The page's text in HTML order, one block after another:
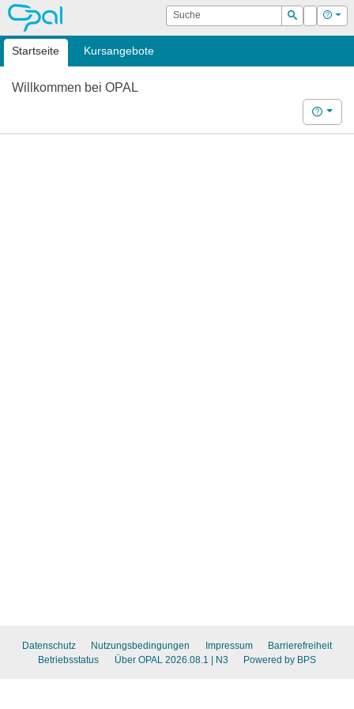
OPAL Suche
Suchen
Login Hilfe
Startseite Kursangebote
Willkommen bei OPAL
Hilfe
Datenschutz Nutzungsbedingungen Impressum
Barrierefreiheit
Betriebsstatus
Über OPAL 2026.08.1 | N3 Powered by BPS